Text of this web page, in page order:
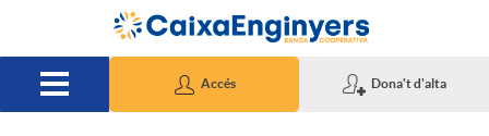
Salta al contingut principal
Accés Dona't d'alta